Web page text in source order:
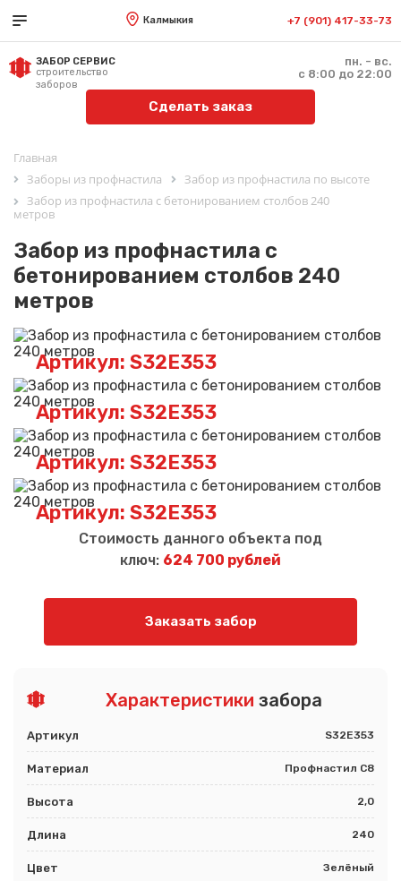
Калмыкия +7 (901) 417-33-73
ЗАБОР СЕРВИС
строительство
заборов
пн. - вс.
с 8:00 до 22:00
Сделать заказ
Главная
Заборы из профнастила
Забор из профнастила по высоте
Забор из профнастила с бетонированием столбов 240
метров
Забор из профнастила с
бетонированием столбов 240
метров
Артикул: S32E353
Артикул: S32E353
Артикул: S32E353
Артикул: S32E353
Стоимость данного объекта под
ключ: 624 700 рублей
Заказать забор
Характеристики забора
Артикул S32E353
Материал Профнастил С8
Высота 2,0
Длина 240
Цвет Зелёный